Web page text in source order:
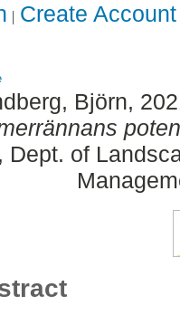
Create Account
Björn,
Dept. of